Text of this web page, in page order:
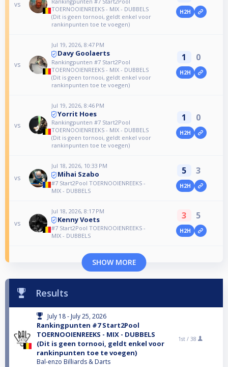
vs
TOERNOOIENREEKS - MIX - DUBBELS
(Dit is geen tornooi, geldt enkel voor
rankinpunten toe te voegen)
H2H
vs
Jul 19, 2026, 8:47 PM
Davy Goolaerts
Rankingpunten #7 Start2Pool
TOERNOOIENREEKS - MIX - DUBBELS
(Dit is geen tornooi, geldt enkel voor
rankinpunten toe te voegen)
1 0
H2H
vs
Jul 19, 2026, 8:46 PM
Yorrit Hoes
Rankingpunten #7 Start2Pool
TOERNOOIENREEKS - MIX - DUBBELS
(Dit is geen tornooi, geldt enkel voor
rankinpunten toe te voegen)
1 0
H2H
vs
Jul 18, 2026, 10:33 PM
Mihai Szabo
#7 Start2Pool TOERNOOIENREEKS -
MIX - DUBBELS
5 3
H2H
vs
Jul 18, 2026, 8:17 PM
Kenny Voets
#7 Start2Pool TOERNOOIENREEKS -
MIX - DUBBELS
3 5
H2H
SHOW MORE
Results
July 18 - July 25, 2026
Rankingpunten #7 Start2Pool
TOERNOOIENREEKS - MIX - DUBBELS
(Dit is geen tornooi, geldt enkel voor
rankinpunten toe te voegen)
Bal-enzo Billiards & Darts
1st / 38